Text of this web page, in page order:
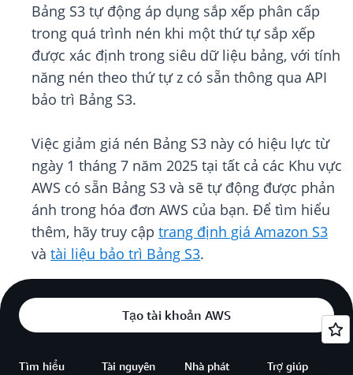
Bảng S3 tự động áp dụng sắp xếp phân cấp
trong quá trình nén khi một thứ tự sắp xếp
được xác định trong siêu dữ liệu bảng, với tính
năng nén theo thứ tự z có sẵn thông qua API
bảo trì Bảng S3.
Việc giảm giá nén Bảng S3 này có hiệu lực từ
ngày 1 tháng 7 năm 2025 tại tất cả các Khu vực
AWS có sẵn Bảng S3 và sẽ tự động được phản
ánh trong hóa đơn AWS của bạn. Để tìm hiểu
thêm, hãy truy cập trang định giá Amazon S3
và tài liệu bảo trì Bảng S3.
Tạo tài khoản AWS
Tìm hiểu Tài nguyên
Nhà phát
Trợ giúp